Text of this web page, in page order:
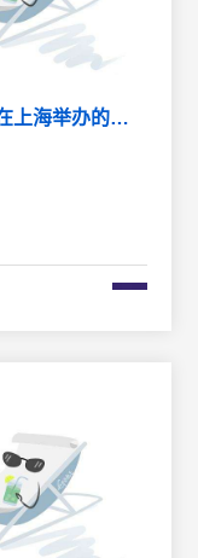
福特科于3月15日至17期间，参加在上海举办的慕尼上海黑激光、光电展